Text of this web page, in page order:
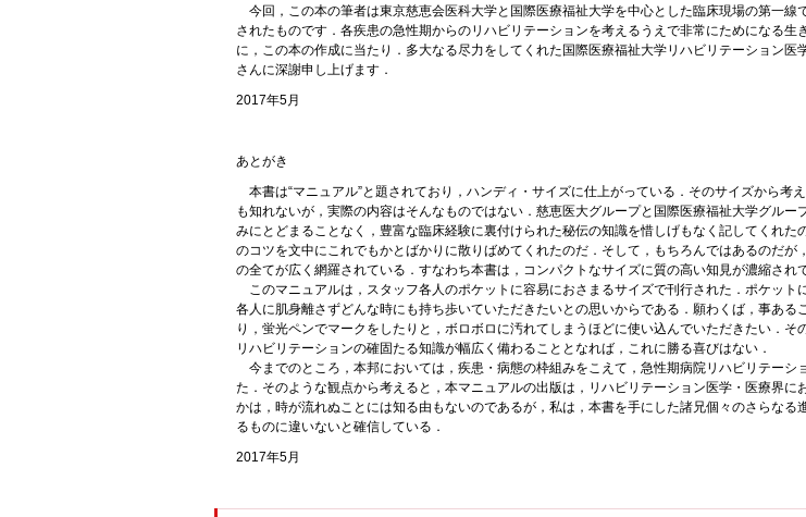
今回，この本の筆者は東京慈恵会医科大学と国際医療福祉大学を中心とした臨床現場の第一
されたものです．各疾患の急性期からのリハビリテーションを考えるうえで非常にためになる
に，この本の作成に当たり．多大なる尽力をしてくれた国際医療福祉大学リハビリテーショ
さんに深謝申し上げます．
2017年5月
あとがき
本書は“マニュアル”と題されており，ハンディ・サイズに仕上がっている．そのサイズから考
も知れないが，実際の内容はそんなものではない．慈恵医大グループと国際医療福祉大学グル
みにとどまることなく，豊富な臨床経験に裏付けられた秘伝の知識を惜しげもなく記してくれ
のコツを文中にこれでもかとばかりに散りばめてくれたのだ．そして，もちろんではあるのだ
の全てが広く網羅されている．すなわち本書は，コンパクトなサイズに質の高い知見が濃縮され
このマニュアルは，スタッフ各人のポケットに容易におさまるサイズで刊行された．ポケッ
各人に肌身離さずどんな時にも持ち歩いていただきたいとの思いからである．願わくば，事あ
り，蛍光ペンでマークをしたりと，ボロボロに汚れてしまうほどに使い込んでいただきたい．
リハビリテーションの確固たる知識が幅広く備わることとなれば，これに勝る喜びはない．
今までのところ，本邦においては，疾患・病態の枠組みをこえて，急性期病院リハビリテー
た．そのような観点から考えると，本マニュアルの出版は，リハビリテーション医学・医療界
かは，時が流れぬことには知る由もないのであるが，私は，本書を手にした諸兄個々のさらな
るものに違いないと確信している．
2017年5月